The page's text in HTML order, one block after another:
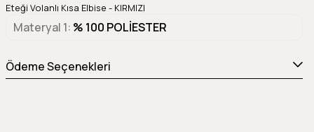
Eteği Volanlı Kısa Elbise - KIRMIZI
Materyal 1 % 100 POLİESTER
Ödeme Seçenekleri